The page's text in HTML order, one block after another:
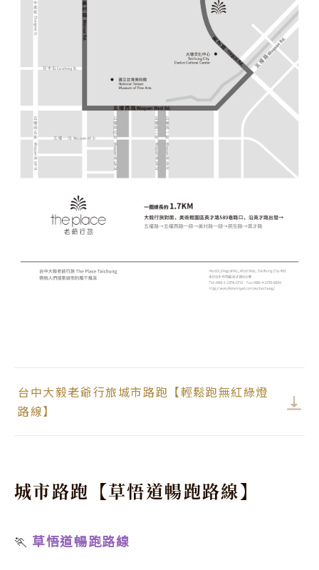
台中大毅老爺行旅城市路跑【輕鬆跑無紅綠燈
路線】
城市路跑【草悟道暢跑路線】
🏃 草悟道暢跑路線